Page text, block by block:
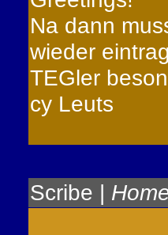
Na dann
wieder
TEGler
cy Leuts
Scribe |